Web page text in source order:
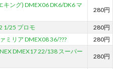
キング) DMEX06 DK6/DK6 マ
280円
1/25 プロモ
280円
ミリア DMEX08 36/??? 280円
DMEX17 22/138 スーパー
280円